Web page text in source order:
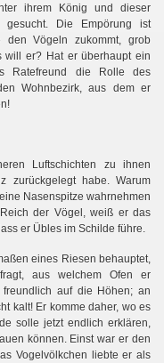
ihrem König und dieser
gesucht. Die Empörung ist
den Vögeln zukommt, grob
will er? Hat er überhaupt ein
Ratefreund die Rolle des
Wohnbezirk, aus dem er
Luftschichten zu ihnen
zurückgelegt habe. Warum
Nasenspitze wahrnehmen
der Vögel, weiß er das
er Übles im Schilde führe.
eines Riesen behauptet,
aus welchem Ofen er
auf die Höhen; an
kalt! Er komme daher, wo es
solle jetzt endlich erklären,
können. Einst war er den
Vogelvölkchen liebte er als